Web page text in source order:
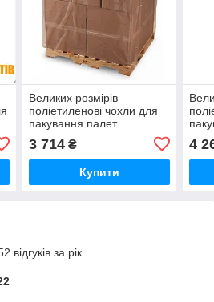
Великих розмірів
поліетиленові чохли для
пакування палет
висота вантажу 190см
(вторинний PE) 10шт
3 714₴
Купити
4
відгуків за рік